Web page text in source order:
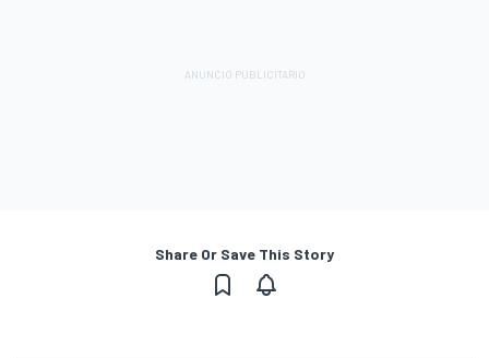
Share Or Save This Story